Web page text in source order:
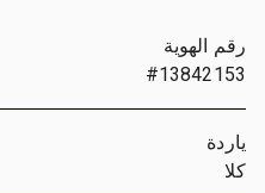
رقم الهوية
#13842153
ياردة
كلا